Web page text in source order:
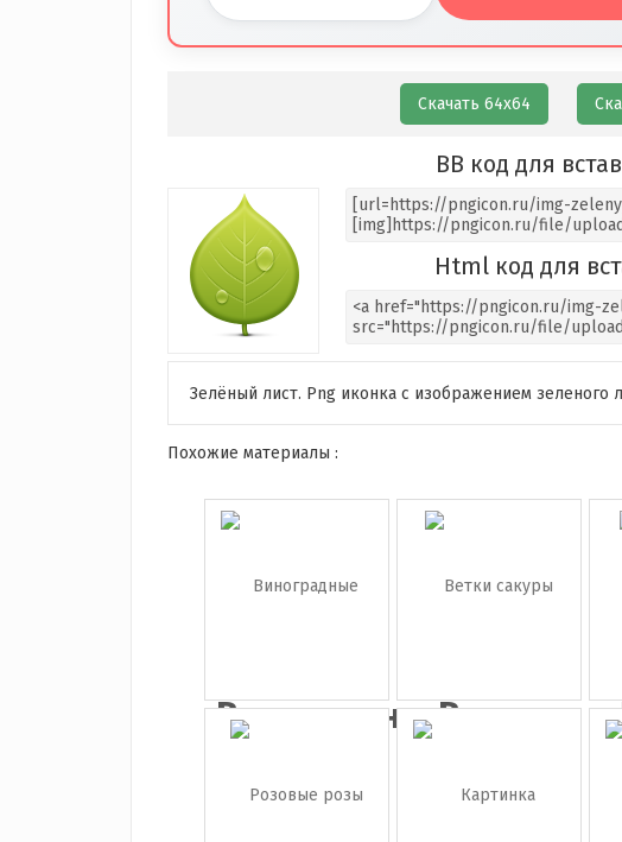
Скачать 64х64
BB код для
Html код для
Зелёный лист. Png иконка с изображением зеленого
Похожие материалы :
Виноградные
грозд...
Ветки
сакуры